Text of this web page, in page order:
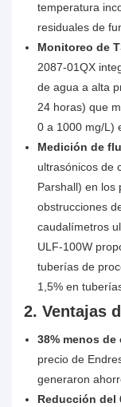
temperatura
residuales de
Monitoreo de
2087-01QX
de agua a alta
24 horas) que
0 a 1000 mg/L)
Medición de
ultrasónicos de
Parshall) en los
obstrucciones
caudalímetros
ULF-100W
tuberías de
1,5% en
2. Ventajas
38% menos
precio de
generaron
Reducción del